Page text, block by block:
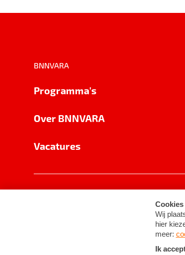
BNNVARA
Programma's
Over BNNVARA
Vacatures
Cookie-instellingen